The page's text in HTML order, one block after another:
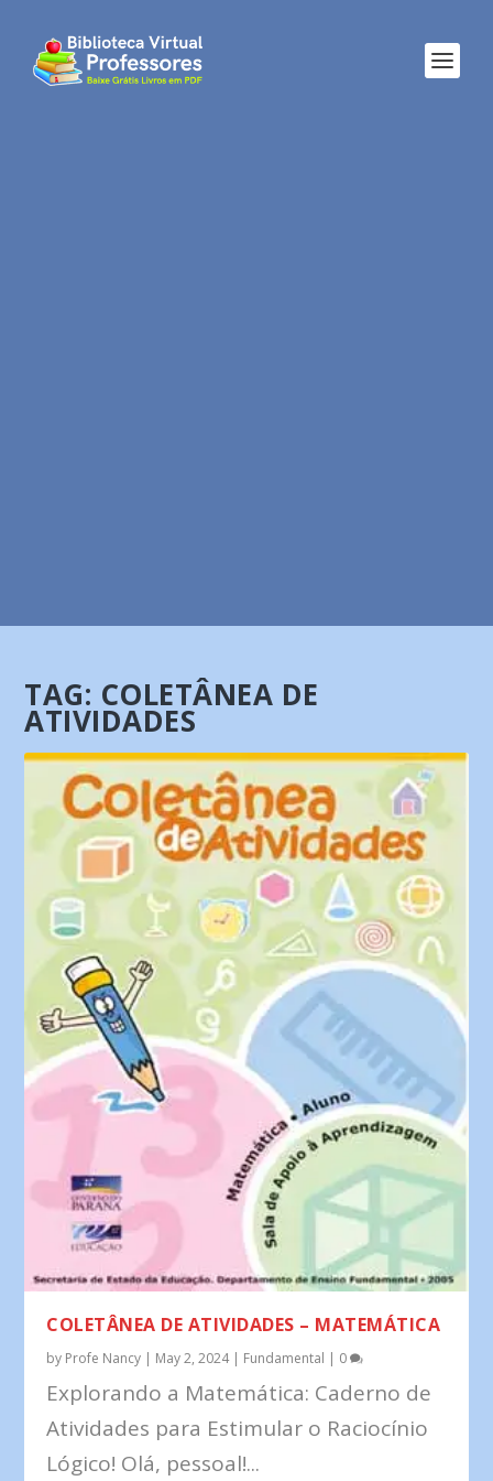
TAG: COLETÂNEA DE
ATIVIDADES
COLETÂNEA DE ATIVIDADES – MATEMÁTICA
by Profe Nancy | May 2, 2024| Fundamental | 0
Explorando a Matemática: Caderno de
Atividades para Estimular o Raciocínio
Lógico! Olá, pessoal!...